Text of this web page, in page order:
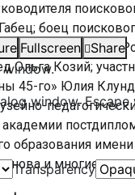
Fullscreen
Share
window.
window.
Transparency
боец
ветеран МВД
Ольга Козий;
45-го» Юлия
академии
образования
и многие